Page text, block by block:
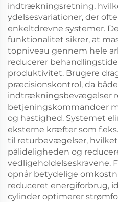
indtrækningsretning,
ydelsesvariationer, der
enkeltdrevne systemer.
funktionalitet sikrer, at
topniveau gennem hele
reducerer
produktivitet. Brugere
præcisionskontrol, da
indtrækningsbevægelser
betjeningskommandoer
og hastighed. Systemet
eksterne kræfter som
til returbevægelser,
pålideligheden og
vedligeholdelseskravene.
opnår betydelige
reduceret energiforbrug,
cylinder optimerer